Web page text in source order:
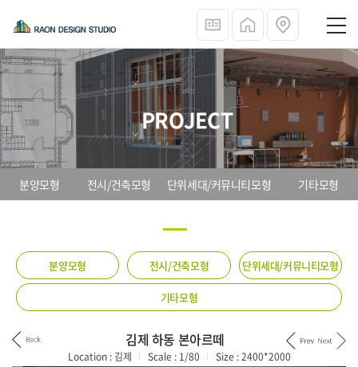
PROJECT
분양모형 전시/건축모형 단위세대/커뮤니티모형 기타모형
분양모형 전시/건축모형 단위세대/커뮤니티모형
기타모형
김제 하동 본아르떼
Location :김제 Scale :1/80 Size :2400*2000